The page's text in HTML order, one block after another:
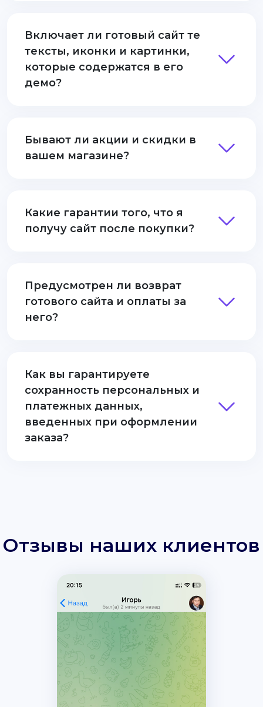
Включает ли готовый сайт те
тексты, иконки и картинки,
которые содержатся в его
демо?
Бывают ли акции и скидки в
вашем магазине?
Какие гарантии того, что я
получу сайт после покупки?
Предусмотрен ли возврат
готового сайта и оплаты за
него?
Как вы гарантируете
сохранность персональных и
платежных данных,
введенных при оформлении
заказа?
Отзывы наших клиентов